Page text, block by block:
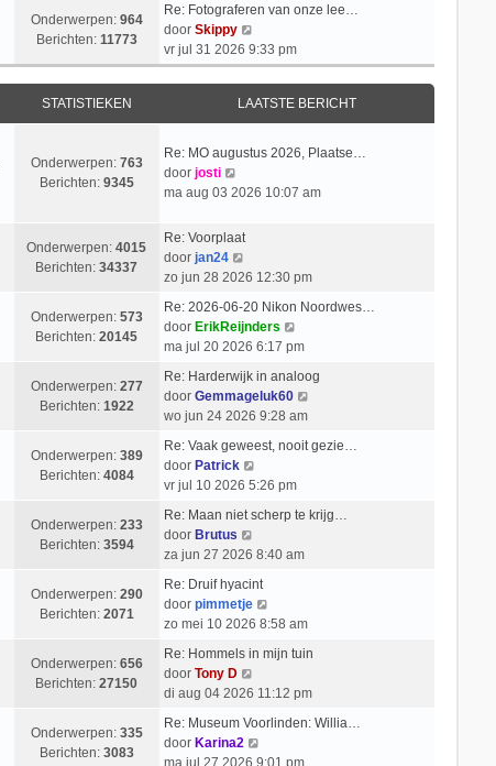
c
t
b
e
r
i
c
h
t
s
t
e
e
c
h
t
l
a
t
s
t
e
b
r
i
a
s
e
i
h
Onderwerpen: 964
Berichten: 11773
Re: Fotograferen van onze lee…
door Skippy
e
k
i
j
k
l
a
b
e
r
i
h
t
vr jul 31 2026 9:33 pm
STATISTIEKEN LAATSTE BERICHT
Onderwerpen: 763
Berichten: 9345
Re: MO augustus 2026, Plaatse…
door josti
e
i
j
k
a
a
t
s
t
e
e
r
i
c
h
t
ma aug 03 2026 10:07 am
Onderwerpen:4015
Berichten:34337
Re: Voorplaat
door jan24
e
i
j
k
l
a
a
s
t
e
b
e
r
c
h
t
zo jun 28 2026 12:30 pm
Onderwerpen: 573
Berichten:20145
Re: 2026-06-20 Nikon Noordwes…
door ErikReijnders
e
i
j
k
l
a
s
e
r
c
t
ma jul 20 2026 6:17 pm
Onderwerpen: 277
Berichten: 1922
Re: Harderwijk in analoog
door Gemmageluk60
i
l
b
r
c
wo jun 24 2026 9:28 am
Onderwerpen: 389
Berichten: 4084
Re: Vaak geweest, nooit gezie…
door Patrick
e
i
k
l
a
a
s
e
b
e
r
vr jul 10 2026 5:26 pm
Onderwerpen: 233
Berichten: 3594
Re: Maan niet scherp te krijg…
door Brutus
e
i
k
l
a
s
t
za jun 27 2026 8:40 am
Onderwerpen: 290
Berichten: 2071
Re: Druif hyacint
door pimmetje
e
i
k
l
a
zo mei 10 2026 8:58 am
Onderwerpen: 656
Berichten:27150
Re: Hommels in mijn tuin
door Tony D
e
i
j
di aug 04 2026 11:12 pm
Onderwerpen: 335
Berichten: 3083
Re: Museum Voorlinden: Willia…
door Karina2
e
ma jul 27 2026 9:01 pm